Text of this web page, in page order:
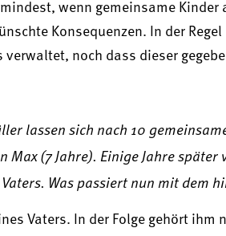
wenn gemeinsame
Konsequenzen. In der
verwaltet, noch dass dieser
lassen sich nach 10
Max (7 Jahre). Einige Jahre
Was passiert nun mit dem
Vaters. In der Folge gehört